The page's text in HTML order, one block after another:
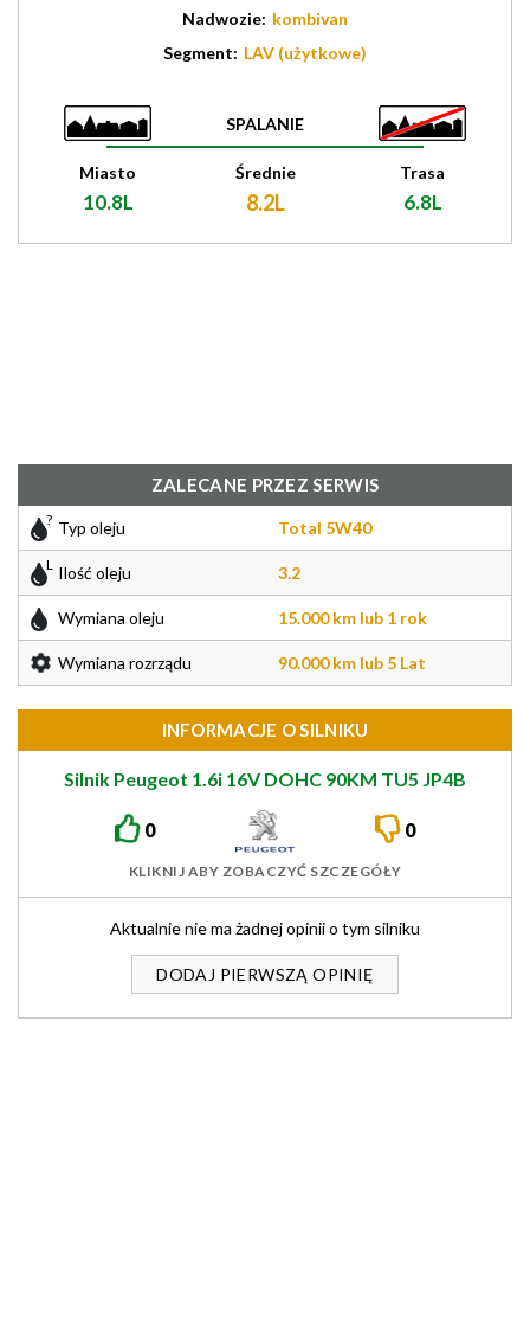
Nadwozie: kombivan
Segment: LAV (użytkowe)
SPALANIE
Miasto
10.8L
Średnie
8.2L
Trasa
6.8L
ZALECANE PRZEZ SERWIS
Typ oleju Total 5W40
Ilość oleju 3.2
Wymiana oleju 15.000 km lub 1 rok
Wymiana rozrządu 90.000 km lub 5 Lat
INFORMACJE O SILNIKU
Silnik Peugeot 1.6i 16V DOHC 90KM TU5 JP4B
0 0
KLIKNIJ ABY ZOBACZYĆ SZCZEGÓŁY
Aktualnie nie ma żadnej opinii o tym silniku
DODAJ PIERWSZĄ OPINIĘ